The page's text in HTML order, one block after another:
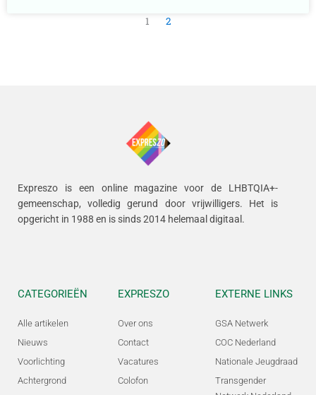
1 2
Expreszo is een online magazine voor de LHBTQIA+-
gemeenschap, volledig gerund door vrijwilligers. Het is
opgericht in 1988 en is sinds 2014 helemaal digitaal.
CATEGORIEËN
Alle artikelen
Nieuws
Voorlichting
Achtergrond
EXPRESZO
Over ons
Contact
Vacatures
Colofon
EXTERNE LINKS
GSA Netwerk
COC Nederland
Nationale Jeugdraad
Transgender